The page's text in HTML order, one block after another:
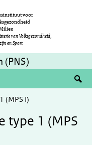
voor
van Volksgezondheid,
en Sport
(PNS)
(MPS I)
type 1 (MPS